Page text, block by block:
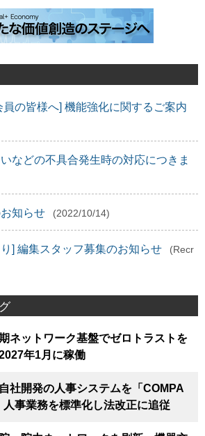
の皆様へ] 機能強化に関するご案内
などの不具合発生時の対応につきま
知らせ (2022/10/14)
] 編集スタッフ募集のお知らせ
(Recr
ネットワーク基盤でゼロトラストを
年1月に稼働
社開発の人事システムを「COMPA
人事業務を標準化し法改正に追従